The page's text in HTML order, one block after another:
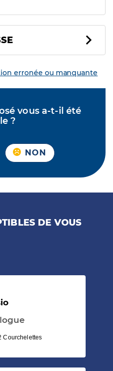
erronée ou manquante
vous a-t-il été
?
NON
DE VOUS
Courchelettes